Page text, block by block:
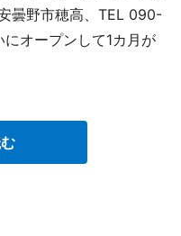
曇野市穂高、TEL 090-
オープンして1カ月が